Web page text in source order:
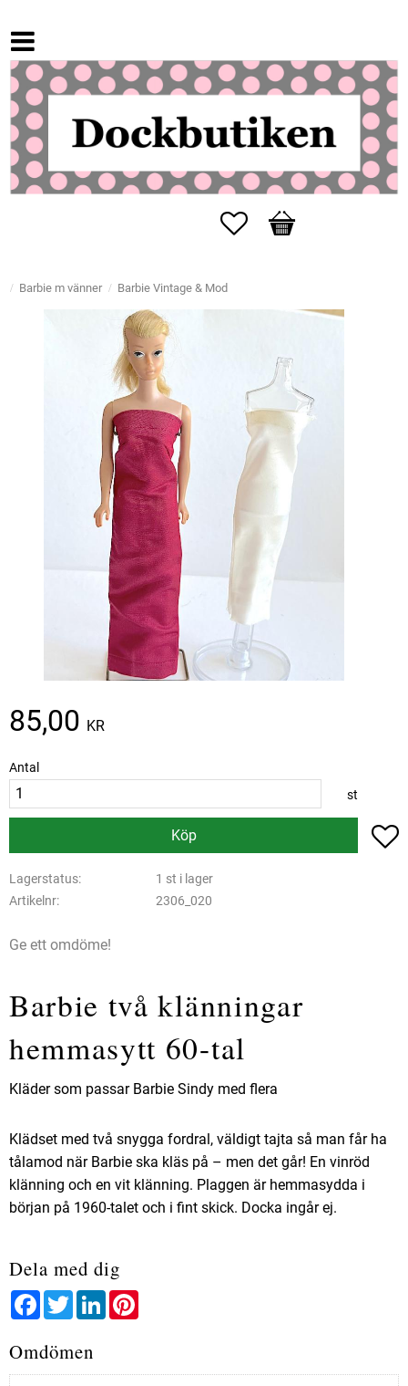
Favoriter
Kundvagn
Barbie m vänner Barbie Vintage & Mod
85,00 KR
Antal
st
Köp
Lagerstatus
1 st i lager
Artikelnr
2306_020
Ge ett omdöme!
Barbie två klänningar
hemmasytt 60-tal
Kläder som passar Barbie Sindy med flera
Klädset med två snygga fordral, väldigt tajta så man får ha
tålamod när Barbie ska kläs på – men det går! En vinröd
klänning och en vit klänning. Plaggen är hemmasydda i
början på 1960-talet och i fint skick. Docka ingår ej.
Dela med dig
FacebookTwitterLinkedIn
Omdömen